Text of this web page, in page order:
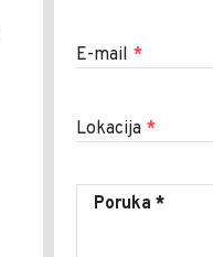
E-mail *
Lokacija *